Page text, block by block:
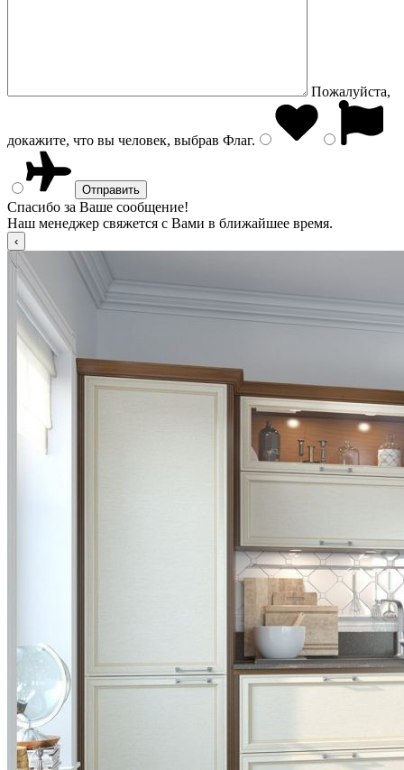
Пожалуйста,
докажите, что вы человек, выбрав Флаг.
Спасибо за Ваше сообщение!
Наш менеджер свяжется с Вами в ближайшее время.